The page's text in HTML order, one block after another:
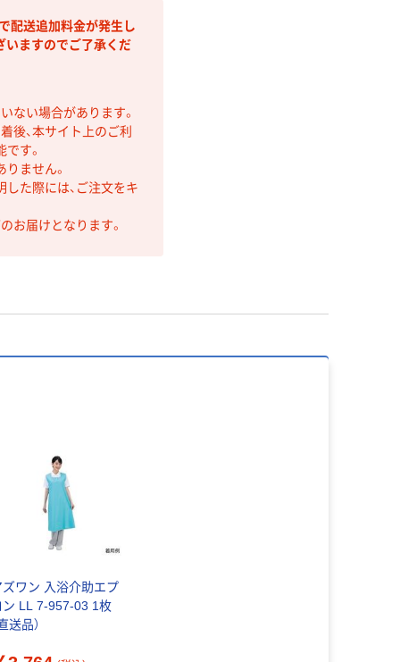
配送追加料金が発生し
いますのでご了承くだ
ない場合があります。
後、本サイト上のご利
す。
ません。
た際には、ご注文をキ
お届けとなります。
ズワン 入浴介助エプ
ン LL 7-957-03 1枚
送品）